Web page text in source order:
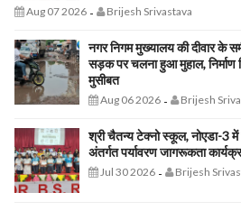
Aug 07 2026- Brijesh Srivastava
नगर निगम मुख्यालय की दीवार के
सड़क पर चलना हुआ मुहाल, निर्माण
मुसीबत
Aug 06 2026- Brijesh
श्री चैतन्य टेक्नो स्कूल, नोएडा-3 में
अंतर्गत पर्यावरण जागरूकता
Jul 30 2026- Brijesh